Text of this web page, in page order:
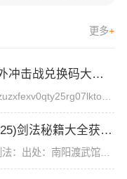
更多+
野外冲击战兑换码2025 野外冲击战兑换码大全(真实有效)
野外冲击战兑换码：svip666rixzelwj59ozuzxfexv0qty25rg07lktorm12mog兑换方式：1、首先玩家需要先完成一场游戏对局，才能进入游戏大厅，然后点击左上角的头像。2
烟雨江湖剑法 烟雨江湖(2025)剑法秘籍大全获得途径
烟雨江湖剑法秘籍大全获得途径：基础剑法：出处：南阳渡武馆品阶：基础武学描述：基础剑法历来是初入江湖的侠士们都会修炼的一套入门剑法，虽然威力不强但胜在简单易学，毫不花哨。第十重(攻击120 招架120)